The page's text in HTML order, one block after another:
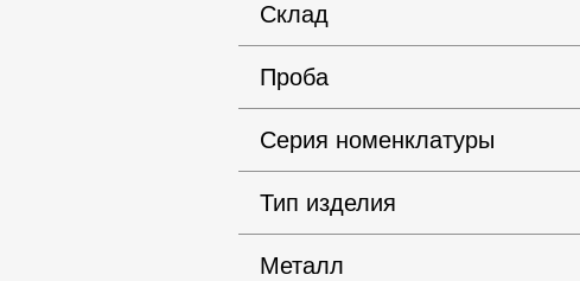
Склад
Проба
Серия номенклатуры
Тип изделия
Металл